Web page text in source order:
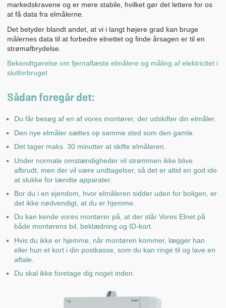
markedskravene og er mere stabile, hvilket gør det lettere for os
at få data fra elmålerne.
Det betyder blandt andet, at vi i langt højere grad kan bruge
målernes data til at forbedre elnettet og finde årsagen er til en
strømafbrydelse.
Bekendtgørelse om fjernaflæste elmålere og måling af elektricitet i
slutforbruget
Sådan foregår det:
Du får besøg af en af vores montører, der udskifter din elmåler.
Den nye elmåler sættes op samme sted som den gamle.
Det tager maks. 30 minutter at skifte elmåleren.
Under normale omstændigheder vil strømmen ikke blive
afbrudt, men der vil være undtagelser, så det er altid en god ide
at slukke for tændte apparater.
Bor du i en ejendom, hvor elmåleren sidder uden for boligen, er
det ikke nødvendigt, at du er hjemme.
Du kan kende vores montører på, at der står Vores Elnet på
både montørens bil, beklædning og ID-kort.
Hvis du ikke er hjemme, når montøren kommer, lægger han
eller hun et kort i din postkasse, som du kan ringe til og lave en
aftale.
Du skal ikke foretage dig noget inden.